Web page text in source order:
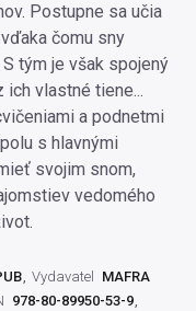
Postupne sa učia
čomu sny
tým je však spojený
ich vlastné tiene...
a podnetmi
s hlavnými
svojim snom,
vedomého
Vydavatel
MAFRA
978-80-89950-53-9